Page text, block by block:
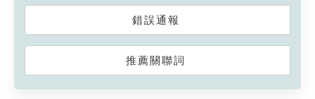
錯誤通報
推薦關聯詞